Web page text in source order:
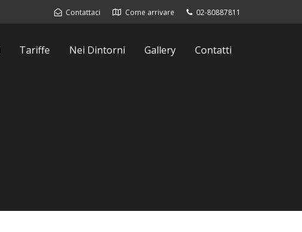
Contattaci Come arrivare 02-80887811
Tariffe Nei Dintorni Gallery Contatti